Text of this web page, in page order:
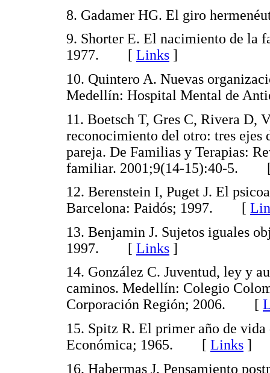
8. Gadamer HG. El giro
9. Shorter E. El nacimiento de la
1977. [ Links ]
10. Quintero A. Nuevas
Medellín: Hospital Mental de
11. Boetsch T, Gres C, Rivera D,
reconocimiento del otro: tres ejes
pareja. De Familias y Terapias:
familiar. 2001;9(14-15):40-5.
12. Berenstein I, Puget J. El
Barcelona: Paidós; 1997. [
13. Benjamin J. Sujetos iguales
1997. [ Links ]
14. González C. Juventud, ley y
caminos. Medellín: Colegio
Corporación Región; 2006. [
15. Spitz R. El primer año de
Económica; 1965. [ Links ]
16. Habermas J. Pensamiento